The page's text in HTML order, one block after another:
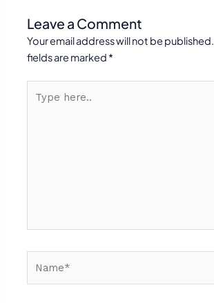
Leave a Comment
Your email address will not be published.
fields are marked *
here..